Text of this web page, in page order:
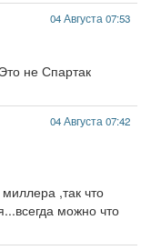
04 Августа 07:53
не Спартак
04 Августа 07:42
,так что
можно что